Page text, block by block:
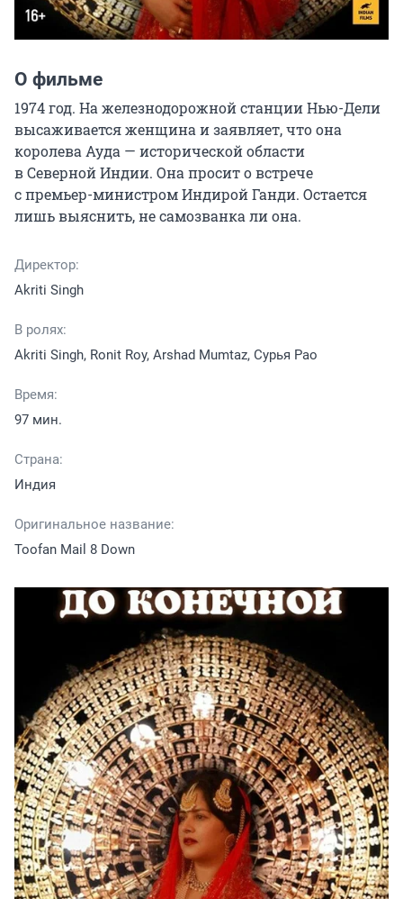
О фильме
1974 год. На железнодорожной станции Нью-Дели
высаживается женщина и заявляет, что она
королева Ауда — исторической области
в Северной Индии. Она просит о встрече
с премьер-министром Индирой Ганди. Остается
лишь выяснить, не самозванка ли она.
Директор:
Akriti Singh
В ролях:
Akriti Singh, Ronit Roy, Arshad Mumtaz, Сурья Рао
Время:
97 мин.
Страна:
Индия
Оригинальное название:
Toofan Mail 8 Down